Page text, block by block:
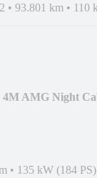
• 93.801 km • 110
4M AMG Night
• 135 kW (184 PS)